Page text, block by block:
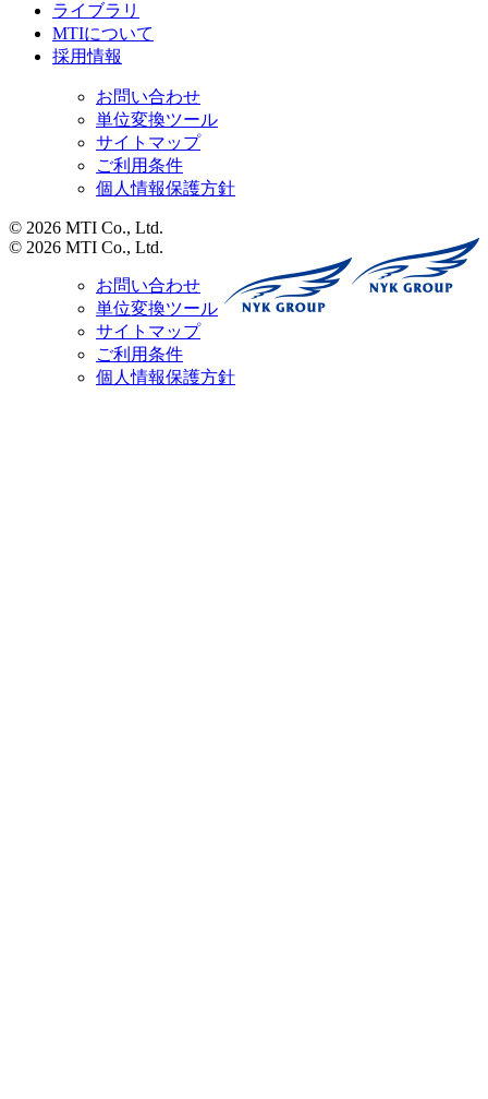
ライブラリ
MTIについて
採用情報
お問い合わせ
単位変換ツール
サイトマップ
ご利用条件
個人情報保護方針
© 2026 MTI Co., Ltd.
© 2026 MTI Co., Ltd.
お問い合わせ
単位変換ツール
サイトマップ
ご利用条件
個人情報保護方針